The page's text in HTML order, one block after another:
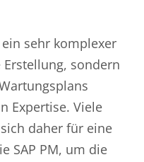
sehr komplexer
sondern
Expertise. Viele
daher für eine
SAP PM, um die